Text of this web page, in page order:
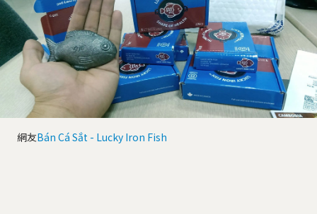
網友Bán Cá Sắt - Lucky Iron Fish